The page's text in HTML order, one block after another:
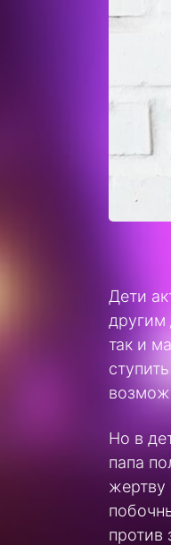
Дети
другим
так и
Но в
папа
жертву
против